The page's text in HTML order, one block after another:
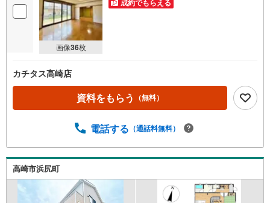
画像36枚
成約でもらえる
カチタス高崎店
資料をもらう （無料）
電話する （通話料無料）
高崎市浜尻町